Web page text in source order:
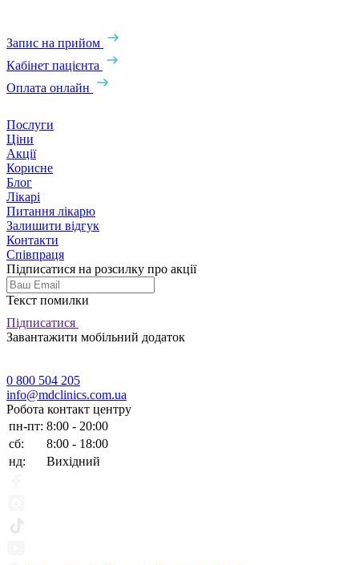
Запис на прийом
Кабінет пацієнта
Оплата онлайн
Послуги
Ціни
Акції
Корисне
Блог
Лікарі
Питання лікарю
Залишити відгук
Контакти
Співпраця
Підписатися на розсилку про акції
Текст помилки
Підписатися
Завантажити мобільний додаток
0 800 504 205
info@mdclinics.com.ua
Робота контакт центру
пн-пт: 8:00 - 20:00
сб:
8:00 - 18:00
нд:
Вихідний